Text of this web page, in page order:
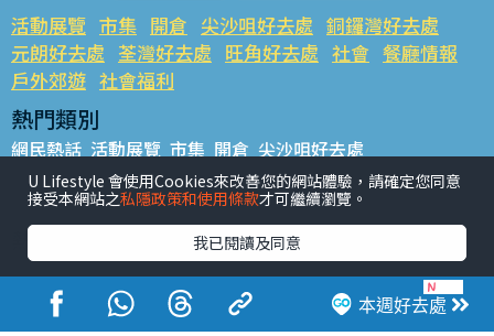
本週好去處
活動展覽 市集 開倉 尖沙咀好去處 銅鑼灣好去處
元朗好去處 荃灣好去處 旺角好去處 社會 餐廳情報
戶外郊遊 社會福利
熱門類別
網民熱話 活動展覽 市集 開倉 尖沙咀好去處
銅鑼灣好去處 元朗好去處 荃灣好去處 旺角好去處 社會
餐廳情報 戶外郊遊
熱門標籤
#UGO搵好去處 #人氣活動推介 #美食社群熱話
#親子玩樂好去處
#ULifestyle應用程式
#限時搶
#UJetso禮物放送
#ULifestyle商戶中心 #著數 #網絡熱話
U Lifestyle 會使用Cookies來改善您的網站體驗，請確定您同意
接受本網站之私隱政策和使用條款才可繼續瀏覽。
我已閱讀及同意